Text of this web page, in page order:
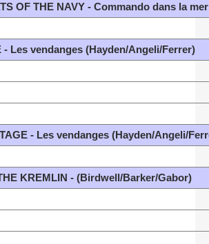
OF THE NAVY - Commando dans la
- Les vendanges (Hayden/Angeli/Ferrer)
- Les vendanges (Hayden/Angeli/
KREMLIN - (Birdwell/Barker/Gabor)